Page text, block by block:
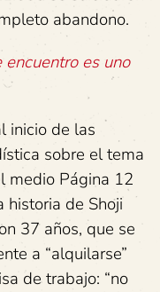
abandono.
encuentro es uno
inicio de las
sobre el tema
medio Página 12
historia de Shoji
37 años, que se
a “alquilarse”
de trabajo: “no